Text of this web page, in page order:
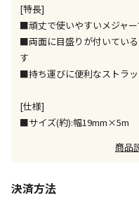
特定の店舗のみ
お届けができま
す
※ほか商品との同
が、ご購入手続き
※支払い方法の
[特長]
■頑丈で使いやすいメジャー
■両面に目盛りが付いてい
す
■持ち運びに便利なストラ
[仕様]
■サイズ(約):幅19mm×5m
商品
決済方法